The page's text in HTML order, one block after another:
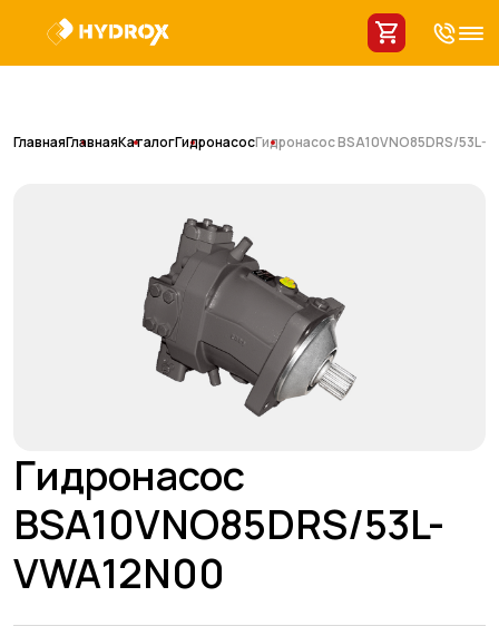
ГлавнаяГлавнаяКаталогГидронасосГидронасос BSA10VNO85DRS/53L-
Гидронасос
BSA10VNO85DRS/53L-
VWA12N00